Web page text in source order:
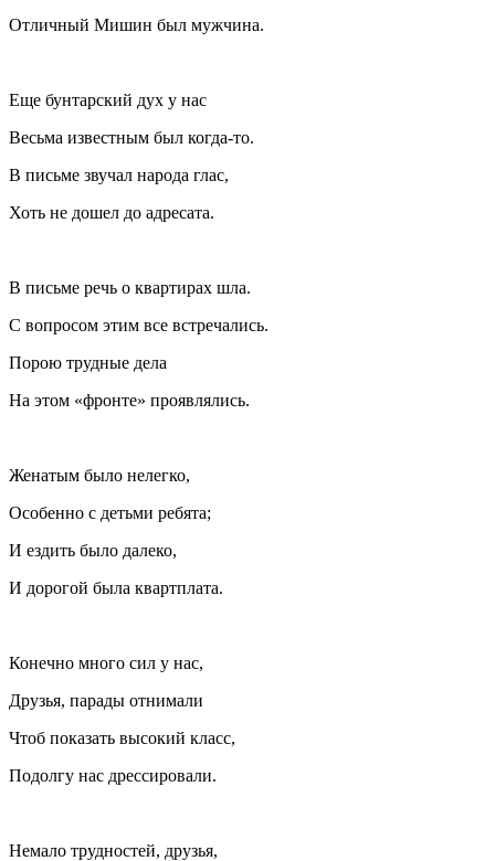
Отличный Мишин был мужчина.
Еще бунтарский дух у нас
Весьма известным был когда-то.
В письме звучал народа глас,
Хоть не дошел до адресата.
В письме речь о квартирах шла.
С вопросом этим все встречались.
Порою трудные дела
На этом «фронте» проявлялись.
Женатым было нелегко,
Особенно с детьми ребята;
И ездить было далеко,
И дорогой была квартплата.
Конечно много сил у нас,
Друзья, парады отнимали
Чтоб показать высокий класс,
Подолгу нас дрессировали.
Немало трудностей, друзья,